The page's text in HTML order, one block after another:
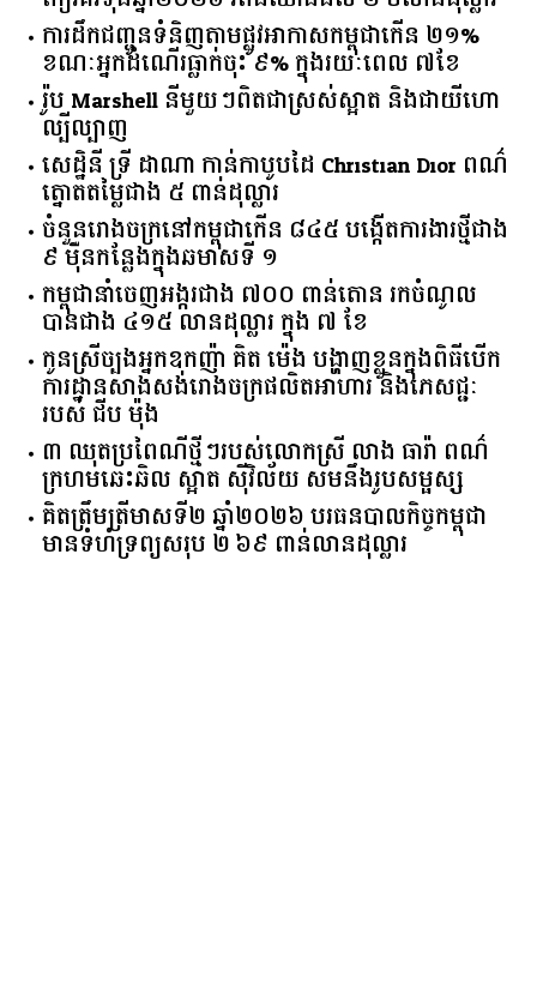
ការដឹកជញ្ជូនទំនិញតាមផ្លូវអាកាសកម្ពុជាកើន ២១%
ខណៈអ្នកដំណើរធ្លាក់ចុះ ៩% ក្នុងរយៈពេល ៧ខែ
រ៉ូប Marshell នីមួយៗពិតជាស្រស់ស្អាត និងជាយីហោ
ល្បីល្បាញ
សេដ្ឋិនី ទ្រី ដាណា កាន់កាបូបដៃ Christian Dior ពណ៌
ត្នោតតម្លៃជាង ៥ ពាន់ដុល្លារ
ចំនួន​រោងចក្រ​នៅ​កម្ពុជា​កើន​ ​៨៤៥​ ​បង្កើត​ការងារ​ថ្មី​ជាង​
​៩​ ​ម៉ឺន​កន្លែង​ក្នុង​ឆមាស​ទី ​១​
កម្ពុជានាំចេញអង្ករជាង ៧០០ ពាន់តោន រកចំណូល
បានជាង ៤១៥ លានដុល្លារ ក្នុង ៧ ខែ
កូនស្រីច្បងអ្នកឧកញ៉ា គិត ម៉េង បង្ហាញខ្លួនក្នុងពិធីបើក
ការដ្ឋានសាងសង់រោងចក្រផលិតអាហារ និងភេសជ្ជៈ
របស់ ជីប ម៉ុង
៣ ឈុតប្រពៃណីថ្មីៗរបស់លោកស្រី លាង ធារ៉ា ពណ៌
ក្រហមឆេះឆិល ស្អាត ​ស៊ីវិល័យ សមនឹងរូបសម្ផស្ស
គិត​ត្រឹមត្រីមាស​ទី​២​ ​ឆ្នាំ​២០២៦​ បរធន​បាលកិច្ច​កម្ពុជា​ ​
មាន​ទំហំ​ទ្រព្យ​សរុប​ ​២.៦៩​ ​ពាន់លាន​ដុល្លារ​